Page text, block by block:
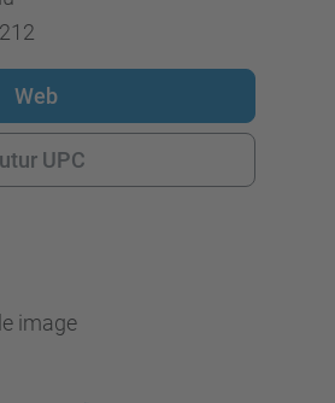
Web
UPC